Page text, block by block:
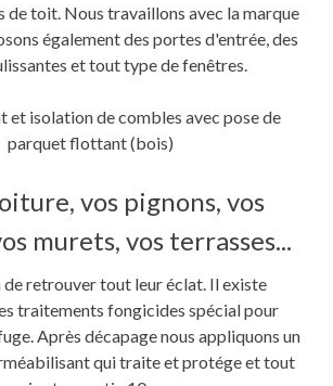
de toit. Nous travaillons avec la marque
également des portes d'entrée, des
et tout type de fenêtres.
et isolation de combles avec pose de
parquet flottant (bois)
vos pignons, vos
murets, vos terrasses...
de retrouver tout leur éclat. Il existe
traitements fongicides spécial pour
Après décapage nous appliquons un
qui traite et protége et tout